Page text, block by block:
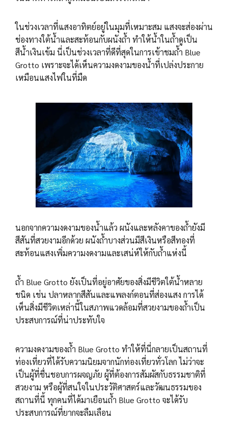
ในช่วงเวลาที่แสงอาทิตย์อยู่ในมุมที่เหมาะสม แสงจะส่องผ่าน
ช่องทางใต้น้ำและสะท้อนกับผนังถ้ำ ทำให้น้ำในถ้ำดูเป็น
สีน้ำเงินเข้ม นี่เป็นช่วงเวลาที่ดีที่สุดในการเข้าชมถ้ำ Blue
Grotto เพราะจะได้เห็นความงดงามของน้ำที่เปล่งประกาย
เหมือนแสงไฟในที่มืด
นอกจากความงดงามของน้ำแล้ว ผนังและหลังคาของถ้ำยังมี
สีสันที่สวยงามอีกด้วย ผนังถ้ำบางส่วนมีสีเงินหรือสีทองที่
สะท้อนแสงเพิ่มความงดงามและเสน่ห์ให้กับถ้ำแห่งนี้
ถ้ำ Blue Grotto ยังเป็นที่อยู่อาศัยของสิ่งมีชีวิตใต้น้ำหลาย
ชนิด เช่น ปลาหลากสีสันและแพลงก์ตอนที่ส่องแสง การได้
เห็นสิ่งมีชีวิตเหล่านี้ในสภาพแวดล้อมที่สวยงามของถ้ำเป็น
ประสบการณ์ที่น่าประทับใจ
ความงดงามของถ้ำ Blue Grotto ทำให้ที่นี่กลายเป็นสถานที่
ท่องเที่ยวที่ได้รับความนิยมจากนักท่องเที่ยวทั่วโลก ไม่ว่าจะ
เป็นผู้ที่ชื่นชอบการผจญภัย ผู้ที่ต้องการสัมผัสกับธรรมชาติที่
สวยงาม หรือผู้ที่สนใจในประวัติศาสตร์และวัฒนธรรมของ
สถานที่นี้ ทุกคนที่ได้มาเยือนถ้ำ Blue Grotto จะได้รับ
ประสบการณ์ที่ยากจะลืมเลือน